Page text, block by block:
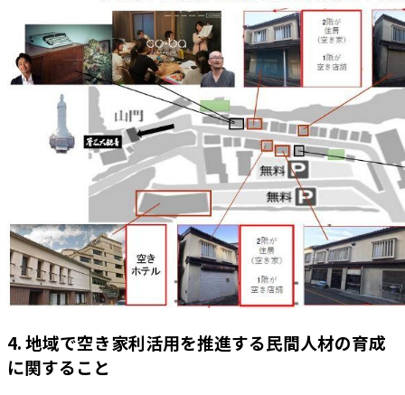
4. 地域で空き家利活用を推進する民間人材の育成
に関すること